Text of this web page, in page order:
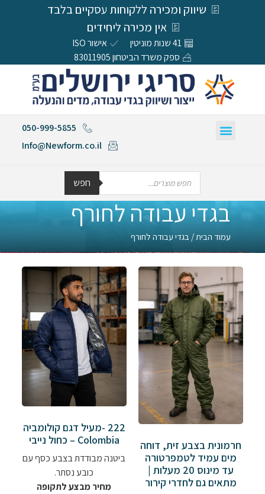
שיווק ומכירה ללקוחות עסקיים בלבד
אין מכירה ליחידים
41 שנות מוניטין
אישור ISO
ספק משרד הביטחון 83011905
050-999-5855
Info@Newform.co.il
חפש
בגדי עבודה לחורף
עמוד הבית / בגדי עבודה לחורף
חרמונית בצבע זית, דוחה
מים עמיד לטמפרטורה
עד מינוס 20 מעלות |
מתאים גם לחדרי קירור
222 -מעיל דגם קולומביה
Colombia – כחול נייבי
ביטנה מבודדת בצבע כסף עם
כובע נסתר.
מחיר מבצע לתקופה